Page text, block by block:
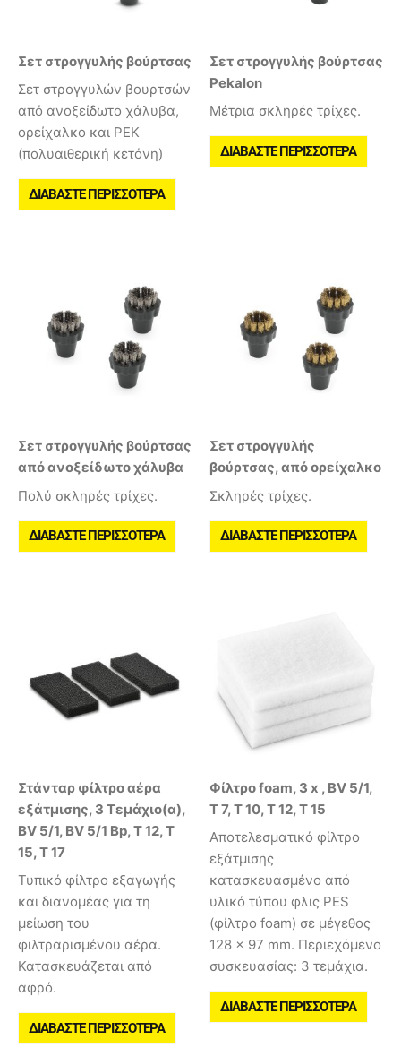
Σετ στρογγυλής βούρτσας
Σετ στρογγυλών βουρτσών
από ανοξείδωτο χάλυβα,
ορείχαλκο και PEK
(πολυαιθερική κετόνη)
ΔΙΑΒΆΣΤΕ ΠΕΡΙΣΣΌΤΕΡΑ
Σετ στρογγυλής βούρτσας
Pekalon
Μέτρια σκληρές τρίχες.
ΔΙΑΒΆΣΤΕ ΠΕΡΙΣΣΌΤΕΡΑ
Σετ στρογγυλής βούρτσας
από ανοξείδωτο χάλυβα
Πολύ σκληρές τρίχες.
ΔΙΑΒΆΣΤΕ ΠΕΡΙΣΣΌΤΕΡΑ
Σετ στρογγυλής
βούρτσας, από ορείχαλκο
Σκληρές τρίχες.
ΔΙΑΒΆΣΤΕ ΠΕΡΙΣΣΌΤΕΡΑ
Στάνταρ φίλτρο αέρα
εξάτμισης, 3 Τεμάχιο(α),
BV 5/1, BV 5/1 Bp, T 12, T
15, T 17
Τυπικό φίλτρο εξαγωγής
και διανομέας για τη
μείωση του
φιλτραρισμένου αέρα.
Κατασκευάζεται από
αφρό.
ΔΙΑΒΆΣΤΕ ΠΕΡΙΣΣΌΤΕΡΑ
Φίλτρο foam, 3 x , BV 5/1,
T 7, T 10, T 12, T 15
Αποτελεσματικό φίλτρο
εξάτμισης
κατασκευασμένο από
υλικό τύπου φλις PES
(φίλτρο foam) σε μέγεθος
128 × 97 mm. Περιεχόμενο
συσκευασίας: 3 τεμάχια.
ΔΙΑΒΆΣΤΕ ΠΕΡΙΣΣΌΤΕΡΑ